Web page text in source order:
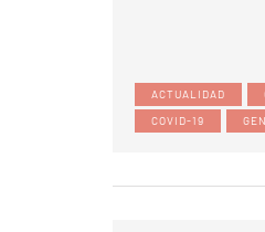
ACTUALIDAD
COVID-19